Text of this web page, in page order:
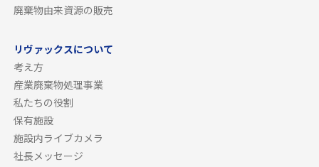
廃棄物由来資源の販売
リヴァックスについて
考え方
産業廃棄物処理事業
私たちの役割
保有施設
施設内ライブカメラ
社長メッセージ